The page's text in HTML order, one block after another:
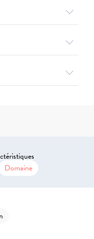
Domaine